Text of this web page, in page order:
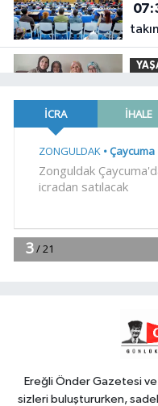
Ereğli Önder Gazetesi
sizleri buluştururken,